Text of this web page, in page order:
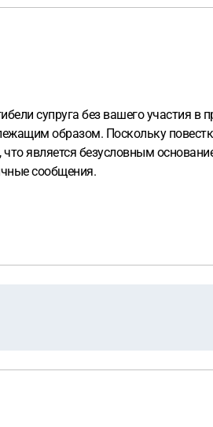
супруга без вашего участия
образом. Поскольку
является безусловным
сообщения.